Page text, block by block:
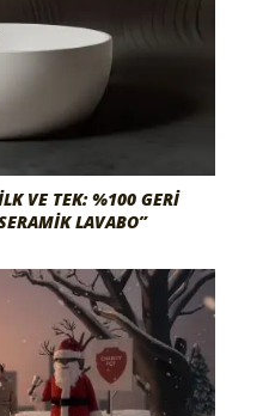
VE TEK: %100 GERI
LAVABO”